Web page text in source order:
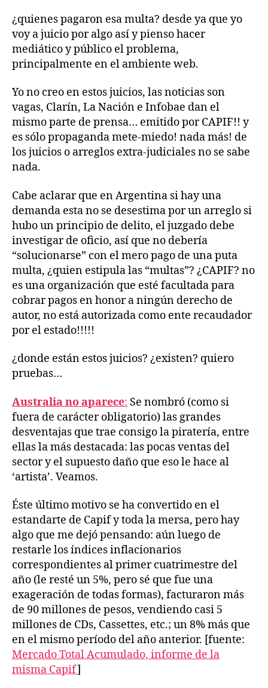
¿quienes pagaron esa multa? desde ya que yo
voy a juicio por algo así y pienso hacer
mediático y público el problema,
principalmente en el ambiente web.
Yo no creo en estos juicios, las noticias son
vagas, Clarín, La Nación e Infobae dan el
mismo parte de prensa… emitido por CAPIF!! y
es sólo propaganda mete-miedo! nada más! de
los juicios o arreglos extra-judiciales no se sabe
nada.
Cabe aclarar que en Argentina si hay una
demanda esta no se desestima por un arreglo si
hubo un principio de delito, el juzgado debe
investigar de oficio, así que no debería
“solucionarse” con el mero pago de una puta
multa, ¿quien estipula las “multas”? ¿CAPIF? no
es una organización que esté facultada para
cobrar pagos en honor a ningún derecho de
autor, no está autorizada como ente recaudador
por el estado!!!!!
¿donde están estos juicios? ¿existen? quiero
pruebas…
Australia no aparece: Se nombró (como si
fuera de carácter obligatorio) las grandes
desventajas que trae consigo la piratería, entre
ellas la más destacada: las pocas ventas del
sector y el supuesto daño que eso le hace al
‘artista’. Veamos.
Éste último motivo se ha convertido en el
estandarte de Capif y toda la mersa, pero hay
algo que me dejó pensando: aún luego de
restarle los índices inflacionarios
correspondientes al primer cuatrimestre del
año (le resté un 5%, pero sé que fue una
exageración de todas formas), facturaron más
de 90 millones de pesos, vendiendo casi 5
millones de CDs, Cassettes, etc.; un 8% más que
en el mismo período del año anterior. [fuente:
Mercado Total Acumulado, informe de la
misma Capif]